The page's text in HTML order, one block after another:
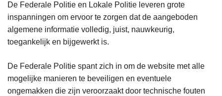
De Federale Politie en Lokale Politie leveren grote
inspanningen om ervoor te zorgen dat de aangeboden
algemene informatie volledig, juist, nauwkeurig,
toegankelijk en bijgewerkt is.
De Federale Politie spant zich in om de website met alle
mogelijke manieren te beveiligen en eventuele
ongemakken die zijn veroorzaakt door technische fouten